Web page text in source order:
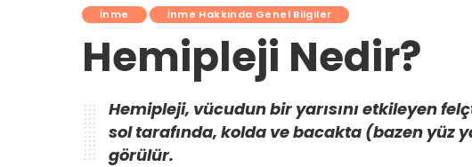
İnme İnme Hakkında Genel Bilgiler
Hemipleji Nedir?
Hemipleji, vücudun bir yarısını etkileyen
sol tarafında, kolda ve bacakta (bazen yüz
görülür.